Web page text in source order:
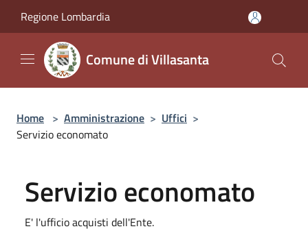
Regione Lombardia
Comune di Villasanta
Home > Amministrazione > Uffici >
Servizio economato
Servizio economato
E' l'ufficio acquisti dell'Ente.